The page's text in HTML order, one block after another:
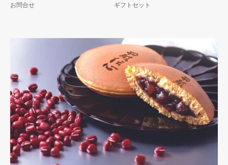
お問合せ ギフトセット